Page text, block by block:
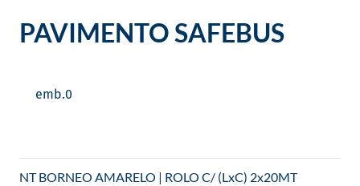
PAVIMENTO SAFEBUS
emb.0
NT BORNEO AMARELO | ROLO C/ (LxC) 2x20MT